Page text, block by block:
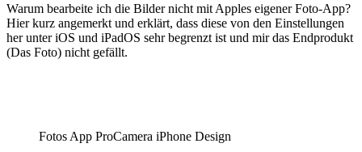
Warum bearbeite ich die Bilder nicht mit Apples eigener Foto-App?
Hier kurz angemerkt und erklärt, dass diese von den Einstellungen
her unter iOS und iPadOS sehr begrenzt ist und mir das Endprodukt
(Das Foto) nicht gefällt.
Fotos App ProCamera iPhone Design